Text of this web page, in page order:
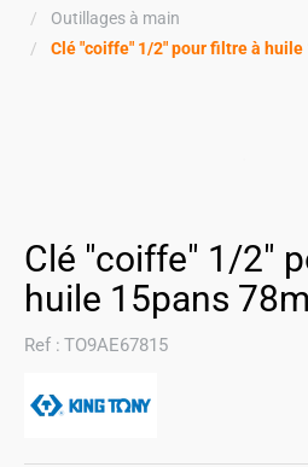
Outillages à main
Clé "coiffe" 1/2" pour filtre à huile
Clé "coiffe" 1/2"
huile 15pans
Ref : TO9AE67815